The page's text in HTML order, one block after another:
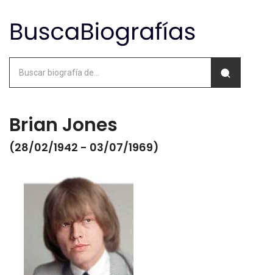
Brian Jones
(28/02/1942 - 03/07/1969)